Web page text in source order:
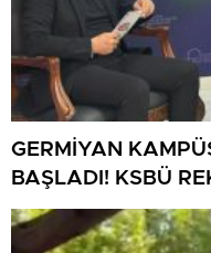
GERMİYAN
BAŞLADI! KSBÜ